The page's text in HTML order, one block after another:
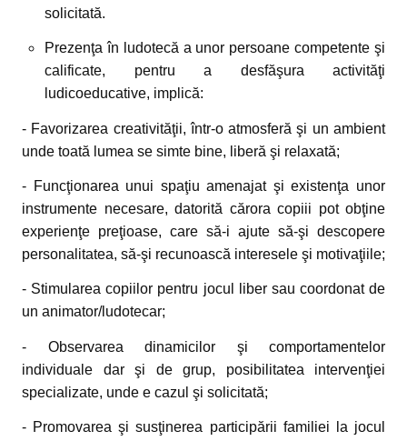
solicitată.
Prezenţa în ludotecă a unor persoane competente şi
calificate, pentru a desfăşura activităţi
ludicoeducative, implică:
- Favorizarea creativităţii, într-o atmosferă şi un ambient
unde toată lumea se simte bine, liberă şi relaxată;
- Funcţionarea unui spaţiu amenajat şi existenţa unor
instrumente necesare, datorită cărora copiii pot obţine
experienţe preţioase, care să-i ajute să-şi descopere
personalitatea, să-şi recunoască interesele şi motivaţiile;
- Stimularea copiilor pentru jocul liber sau coordonat de
un animator/ludotecar;
- Observarea dinamicilor şi comportamentelor
individuale dar şi de grup, posibilitatea intervenţiei
specializate, unde e cazul şi solicitată;
- Promovarea şi susţinerea participării familiei la jocul